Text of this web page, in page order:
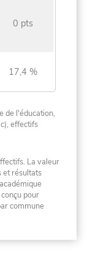
0 pts
17,4 %
de l'éducation,
effectifs
La valeur
et résultats
pour
commune